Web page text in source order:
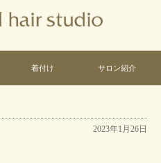
着付け サロン紹介
2023年1月26日